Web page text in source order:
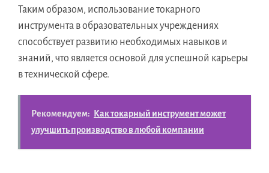
Таким образом, использование токарного
инструмента в образовательных учреждениях
способствует развитию необходимых навыков и
знаний, что является основой для успешной карьеры
в технической сфере.
Рекомендуем:
Как токарный инструмент может
улучшить производство в любой компании